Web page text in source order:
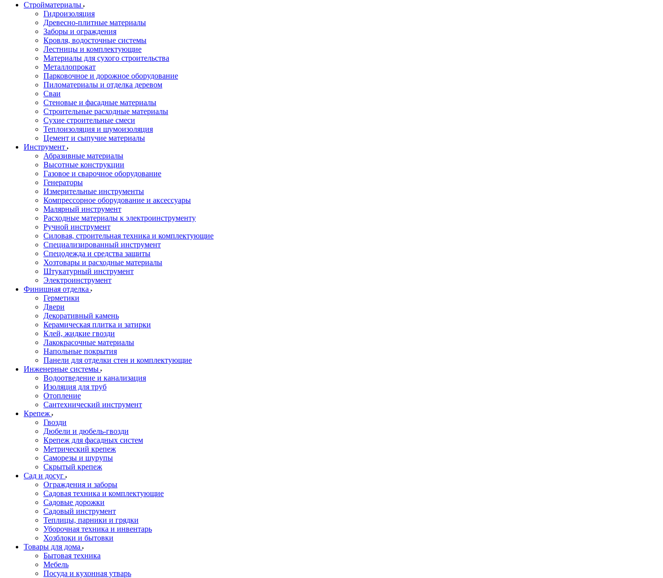
Стройматериалы
Гидроизоляция
Древесно-плитные материалы
Заборы и ограждения
Кровля, водосточные системы
Лестницы и комплектующие
Материалы для сухого строительства
Металлопрокат
Парковочное и дорожное оборудование
Пиломатериалы и отделка деревом
Сваи
Стеновые и фасадные материалы
Строительные расходные материалы
Сухие строительные смеси
Теплоизоляция и шумоизоляция
Цемент и сыпучие материалы
Инструмент
Абразивные материалы
Высотные конструкции
Газовое и сварочное оборудование
Генераторы
Измерительные инструменты
Компрессорное оборудование и аксессуары
Малярный инструмент
Расходные материалы к электроинструменту
Ручной инструмент
Силовая, строительная техника и комплектующие
Специализированный инструмент
Спецодежда и средства защиты
Хозтовары и расходные материалы
Штукатурный инструмент
Электроинструмент
Финишная отделка
Герметики
Двери
Декоративный камень
Керамическая плитка и затирки
Клей, жидкие гвозди
Лакокрасочные материалы
Напольные покрытия
Панели для отделки стен и комплектующие
Инженерные системы
Водоотведение и канализация
Изоляция для труб
Отопление
Сантехнический инструмент
Крепеж
Гвозди
Дюбели и дюбель-гвозди
Крепеж для фасадных систем
Метрический крепеж
Саморезы и шурупы
Скрытый крепеж
Сад и досуг
Ограждения и заборы
Садовая техника и комплектующие
Садовые дорожки
Садовый инструмент
Теплицы, парники и грядки
Уборочная техника и инвентарь
Хозблоки и бытовки
Товары для дома
Бытовая техника
Мебель
Посуда и кухонная утварь